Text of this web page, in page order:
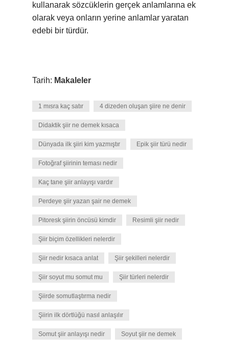
kullanarak sözcüklerin gerçek anlamlarına ek
olarak veya onların yerine anlamlar yaratan
edebi bir türdür.
Tarih: Makaleler
1 mısra kaç satır 4 dizeden oluşan şiire ne denir
Didaktik şiir ne demek kısaca
Dünyada ilk şiiri kim yazmıştır Epik şiir türü nedir
Fotoğraf şiirinin teması nedir
Kaç tane şiir anlayışı vardır
Perdeye şiir yazan şair ne demek
Pitoresk şiirin öncüsü kimdir Resimli şiir nedir
Şiir biçim özellikleri nelerdir
Şiir nedir kısaca anlat Şiir şekilleri nelerdir
Şiir soyut mu somut mu Şiir türleri nelerdir
Şiirde somutlaştırma nedir
Şiirin ilk dörtlüğü nasıl anlaşılır
Somut şiir anlayışı nedir Soyut şiir ne demek